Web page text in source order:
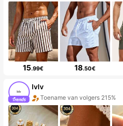
15.99€ 18.50€
lvlv
Toename van volgers 215%